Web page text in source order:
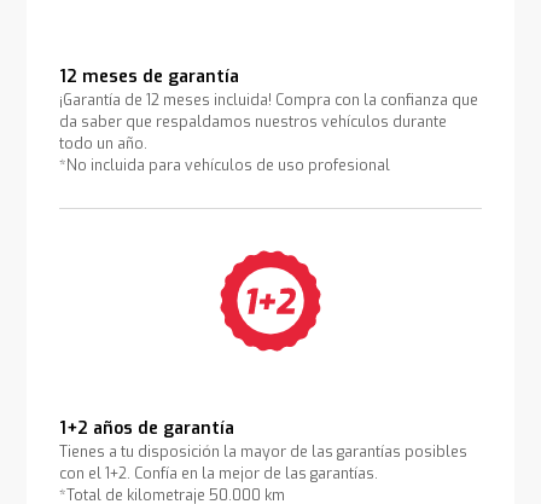
12 meses de garantía
¡Garantía de 12 meses incluida! Compra con la confianza que
da saber que respaldamos nuestros vehículos durante
todo un año.
*No incluida para vehículos de uso profesional
1+2 años de garantía
Tienes a tu disposición la mayor de las garantías posibles
con el 1+2. Confía en la mejor de las garantías.
*Total de kilometraje 50.000 km